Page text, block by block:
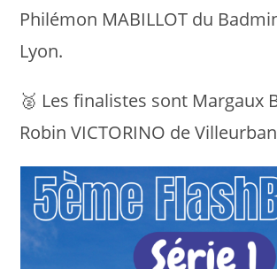
Philémon MABILLOT du
Lyon.
🥈 Les finalistes sont Margaux
Robin VICTORINO de